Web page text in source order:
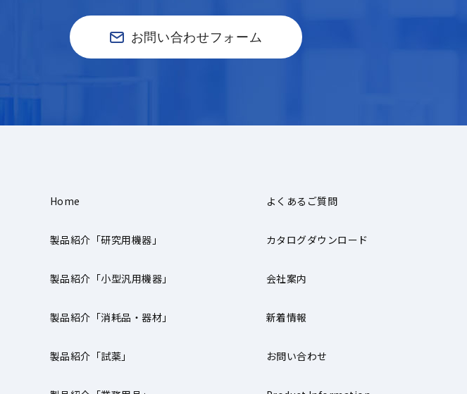
お問い合わせフォーム
Home
製品紹介「研究用機器」
製品紹介「小型汎用機器」
製品紹介「消耗品・器材」
製品紹介「試薬」
よくあるご質問
カタログダウンロード
会社案内
新着情報
お問い合わせ